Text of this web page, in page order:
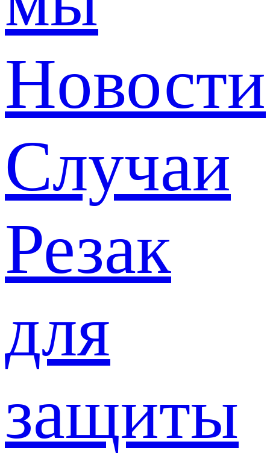
Новости
Случаи
Резак
для
защиты